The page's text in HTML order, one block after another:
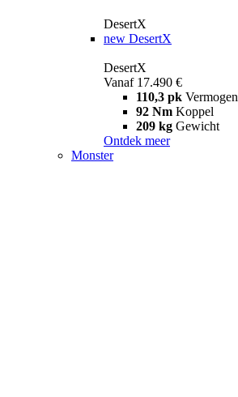
DesertX
new DesertX
DesertX
Vanaf 17.490 €
110,3 pk Vermogen
92 Nm Koppel
209 kg Gewicht
Ontdek meer
Monster